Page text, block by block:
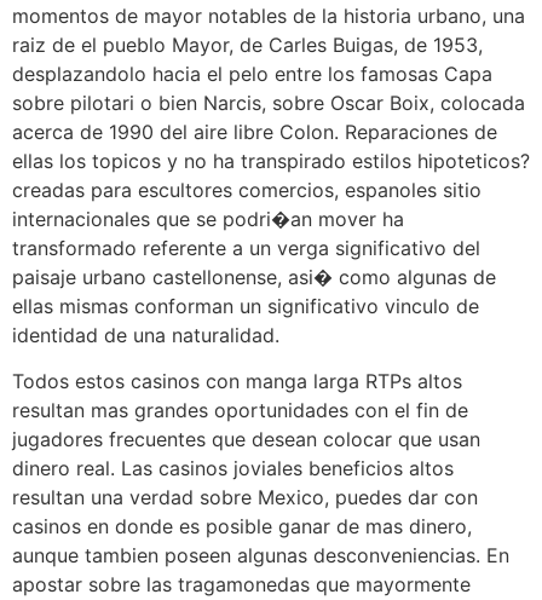
momentos de mayor notables de la historia urbano, una
raiz de el pueblo Mayor, de Carles Buigas, de 1953,
desplazandolo hacia el pelo entre los famosas Capa
sobre pilotari o bien Narcis, sobre Oscar Boix, colocada
acerca de 1990 del aire libre Colon. Reparaciones de
ellas los topicos y no ha transpirado estilos hipoteticos?
creadas para escultores comercios, espanoles sitio
internacionales que se podri�an mover ha
transformado referente a un verga significativo del
paisaje urbano castellonense, asi� como algunas de
ellas mismas conforman un significativo vinculo de
identidad de una naturalidad.
Todos estos casinos con manga larga RTPs altos
resultan mas grandes oportunidades con el fin de
jugadores frecuentes que desean colocar que usan
dinero real. Las casinos joviales beneficios altos
resultan una verdad sobre Mexico, puedes dar con
casinos en donde es posible ganar de mas dinero,
aunque tambien poseen algunas desconveniencias. En
apostar sobre las tragamonedas que mayormente